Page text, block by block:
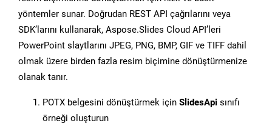
yöntemler sunar. Doğrudan REST API çağrılarını veya
SDK’larını kullanarak, Aspose.Slides Cloud API’leri
PowerPoint slaytlarını JPEG, PNG, BMP, GIF ve TIFF dahil
olmak üzere birden fazla resim biçimine dönüştürmenize
olanak tanır.
POTX belgesini dönüştürmek için SlidesApi sınıfı
örneği oluşturun